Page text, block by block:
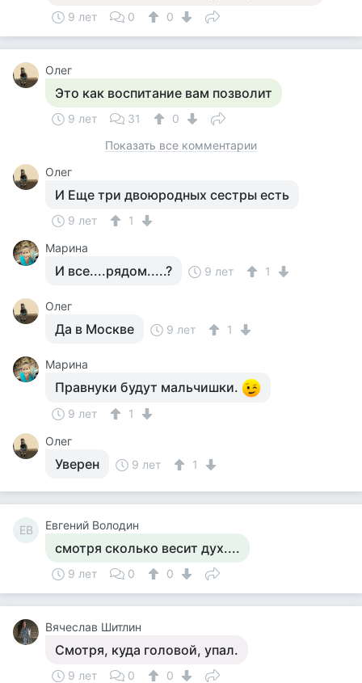
9 лет 0 0
Олег
Это как воспитание вам позволит
9 лет 31
0
Показать все комментарии
Олег
И Еще три двоюродных сестры есть
9 лет
1
Марина
И все....рядом.....? 9 лет 1
Олег
Да в Москве 9 лет 1
Марина
Правнуки будут мальчишки.
9 лет
1
Олег
Уверен 9 лет 1
ЕВ Евгений Володин
смотря сколько весит дух....
9 лет 0 0
Вячеслав Шитлин
Смотря, куда головой, упал.
9 лет 0 0